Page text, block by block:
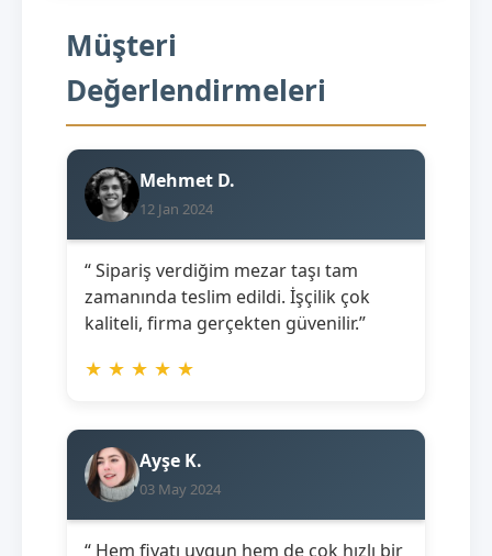
Müşteri
Değerlendirmeleri
Mehmet D.
12 Jan 2024
“ Sipariş verdiğim mezar taşı tam
zamanında teslim edildi. İşçilik çok
kaliteli, firma gerçekten güvenilir.”
★ ★ ★ ★ ★
Ayşe K.
03 May 2024
“ Hem fiyatı uygun hem de çok hızlı bir